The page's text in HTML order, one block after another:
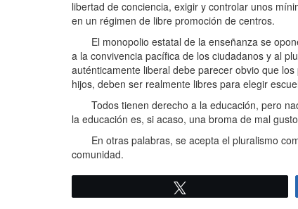
libertad de conciencia, exigir y controlar unos
en un régimen de libre promoción de centros.
El monopolio estatal de la enseñanza se
a la convivencia pacífica de los ciudadanos y al
auténticamente liberal debe parecer obvio que
hijos, deben ser realmente libres para elegir
Todos tienen derecho a la educación, pero
la educación es, si acaso, una broma de mal
En otras palabras, se acepta el pluralismo
comunidad.